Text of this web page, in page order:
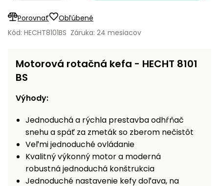
Zametacie
stroje
na sneh
a rosiče
Príslušenstvo
Porovnať
Obľúbené
Kód: HECHT8101BS Záruka: 24 mesiacov
Motorová rotačná kefa - HECHT 8101
BS
Výhody:
Jednoduchá a rýchla prestavba odhŕňač
snehu a späť za zmeták so zberom nečistôt
Veľmi jednoduché ovládanie
Kvalitný výkonný motor a moderná
robustná jednoduchá konštrukcia
Jednoduché nastavenie kefy doľava, na